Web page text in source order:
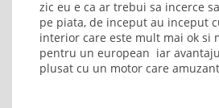
zic eu e ca ar trebui sa incerce
pe piata, de inceput au inceput
interior care este mult mai ok si
pentru un european iar
plusat cu un motor care amuzant